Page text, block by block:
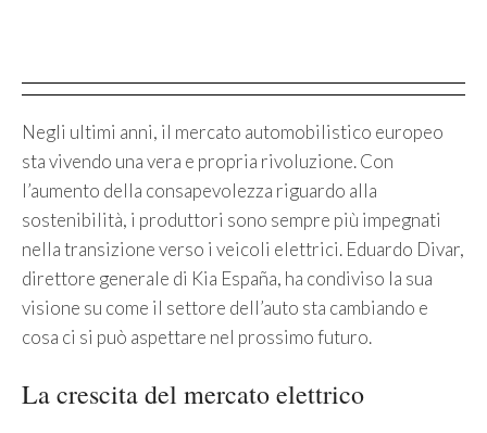
Negli ultimi anni, il mercato automobilistico europeo
sta vivendo una vera e propria rivoluzione. Con
l’aumento della consapevolezza riguardo alla
sostenibilità, i produttori sono sempre più impegnati
nella transizione verso i veicoli elettrici. Eduardo Divar,
direttore generale di Kia España, ha condiviso la sua
visione su come il settore dell’auto sta cambiando e
cosa ci si può aspettare nel prossimo futuro.
La crescita del mercato elettrico